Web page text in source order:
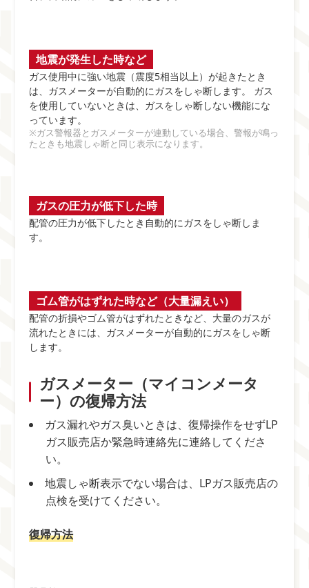
地震が発生した時など
ガス使用中に強い地震（震度5相当以上）が起きたとき
は、ガスメーターが自動的にガスをしゃ断します。 ガス
を使用していないときは、ガスをしゃ断しない機能にな
っています。
※ガス警報器とガスメーターが連動している場合、警報が鳴っ
たときも地震しゃ断と同じ表示になります。
ガスの圧力が低下した時
配管の圧力が低下したとき自動的にガスをしゃ断しま
す。
ゴム管がはずれた時など（大量漏えい）
配管の折損やゴム管がはずれたときなど、大量のガスが
流れたときには、ガスメーターが自動的にガスをしゃ断
します。
ガスメーター（マイコンメータ
ー）の復帰方法
ガス漏れやガス臭いときは、復帰操作をせずLP
ガス販売店か緊急時連絡先に連絡してくださ
い。
地震しゃ断表示でない場合は、LPガス販売店の
点検を受けてください。
復帰方法